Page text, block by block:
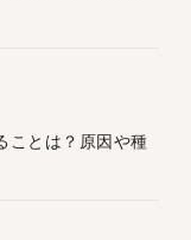
ことは？原因や種